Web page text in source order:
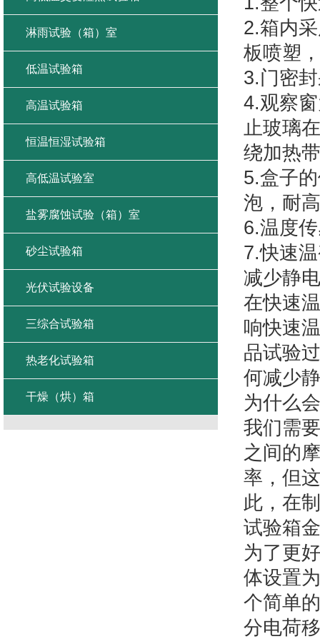
2.箱内
板喷塑
3.门密
4.观察
止玻璃
绕加热
5.盒子
泡，耐
6.温度
7.快速
减少静
在快速
响快速
品试验
何减少
为什么
我们需
之间的
率，但
此，在
试验箱
为了更
体设置
个简单
分电荷
淋雨试验（箱）室
低温试验箱
高温试验箱
恒温恒湿试验箱
高低温试验室
盐雾腐蚀试验（箱）室
砂尘试验箱
光伏试验设备
三综合试验箱
热老化试验箱
干燥（烘）箱